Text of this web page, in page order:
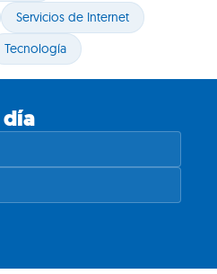
Servicios de Internet
Tecnología